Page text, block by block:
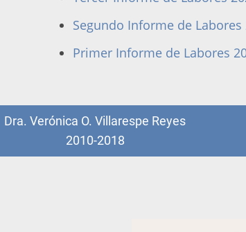
Segundo Informe de Labores
Primer Informe de Labores
Dra. Verónica O. Villarespe Reyes
2010-2018